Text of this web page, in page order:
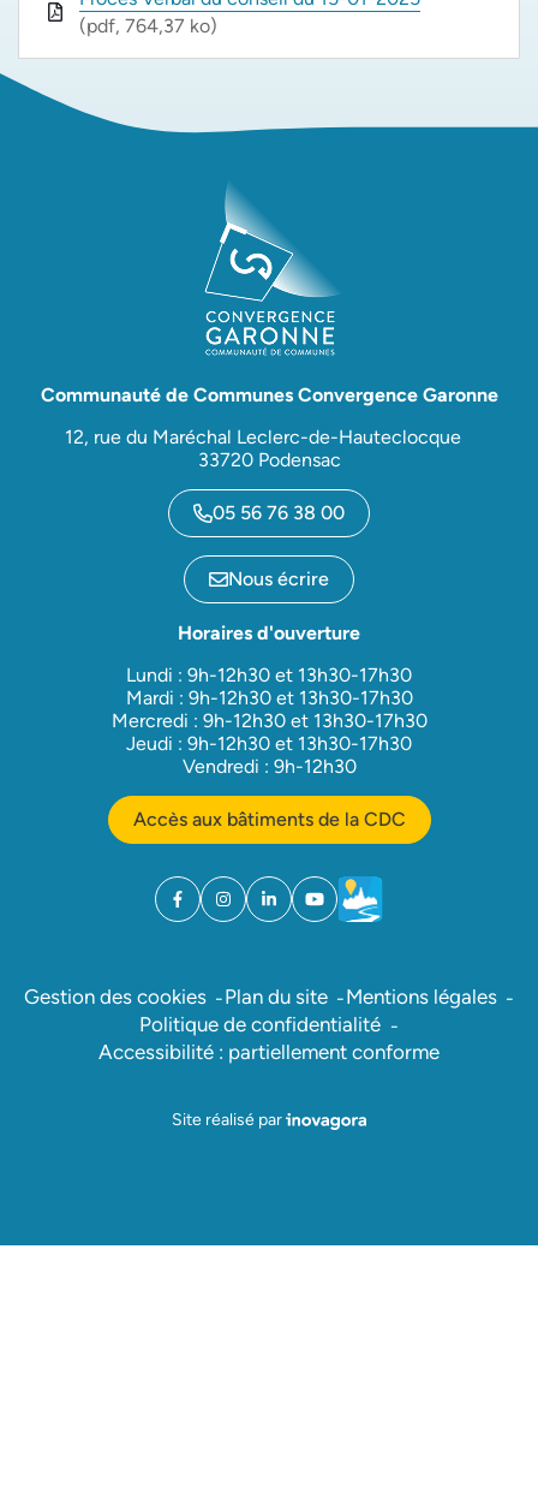
(pdf, 764,37 ko)
Communauté de Communes Convergence Garonne
12, rue du Maréchal Leclerc-de-Hauteclocque
33720 Podensac
05 56 76 38 00
Nous écrire
Horaires d'ouverture
Lundi : 9h-12h30 et 13h30-17h30
Mardi : 9h-12h30 et 13h30-17h30
Mercredi : 9h-12h30 et 13h30-17h30
Jeudi : 9h-12h30 et 13h30-17h30
Vendredi : 9h-12h30
Accès aux bâtiments de la CDC
Facebook
(ouverture dans un nouvel onglet)
Instagram
(ouverture dans un nouvel onglet)
Linkedin
(ouverture dans un nouvel onglet)
YouTube
(ouverture dans un nouvel
Météo
(ouverture dans un
Gestion des cookies Plan du site
Mentions légales
Politique de confidentialité
Accessibilité : partiellement conforme
Site réalisé parInovagora (ouverture dans un